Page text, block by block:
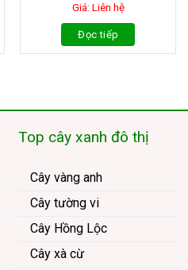
Giá: Liên hệ
Đọc tiếp
Top cây xanh đô thị
Cây vàng anh
Cây tường vi
Cây Hồng Lộc
Cây xà cừ